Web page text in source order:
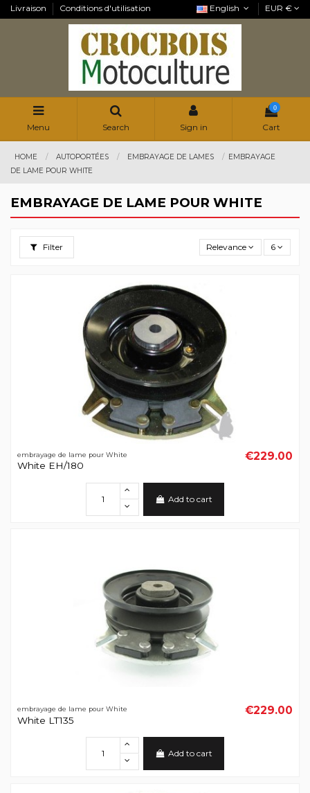
Livraison Conditions d'utilisation English EUR €
Menu Search Sign in
0
Cart
HOME AUTOPORTÉES EMBRAYAGE DE LAMES
EMBRAYAGE
DE LAME POUR WHITE
EMBRAYAGE DE LAME POUR WHITE
Filter Relevance 6
embrayage de lame pour White
White EH/180
€229.00
Add to cart
embrayage de lame pour White
White LT135
€229.00
Add to cart